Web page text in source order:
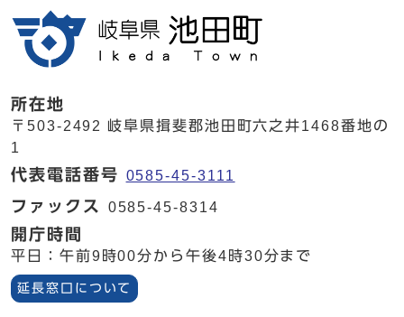
所在地
〒503-2492 岐阜県揖斐郡池田町六之井1468番地の
1
代表電話番号 0585-45-3111
ファックス 0585-45-8314
開庁時間
平日：午前9時00分から午後4時30分まで
延長窓口について